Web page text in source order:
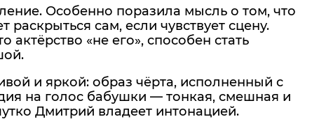
Особенно поразила мысль о том, что
сам, если чувствует сцену.
актёрство «не его», способен стать
и яркой: образ чёрта, исполненный с
на голос бабушки — тонкая, смешная и
Дмитрий владеет интонацией.